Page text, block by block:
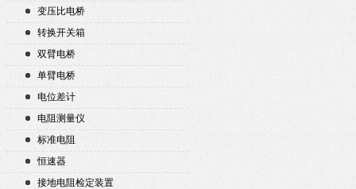
变压比电桥
转换开关箱
双臂电桥
单臂电桥
电位差计
电阻测量仪
标准电阻
恒速器
接地电阻检定装置